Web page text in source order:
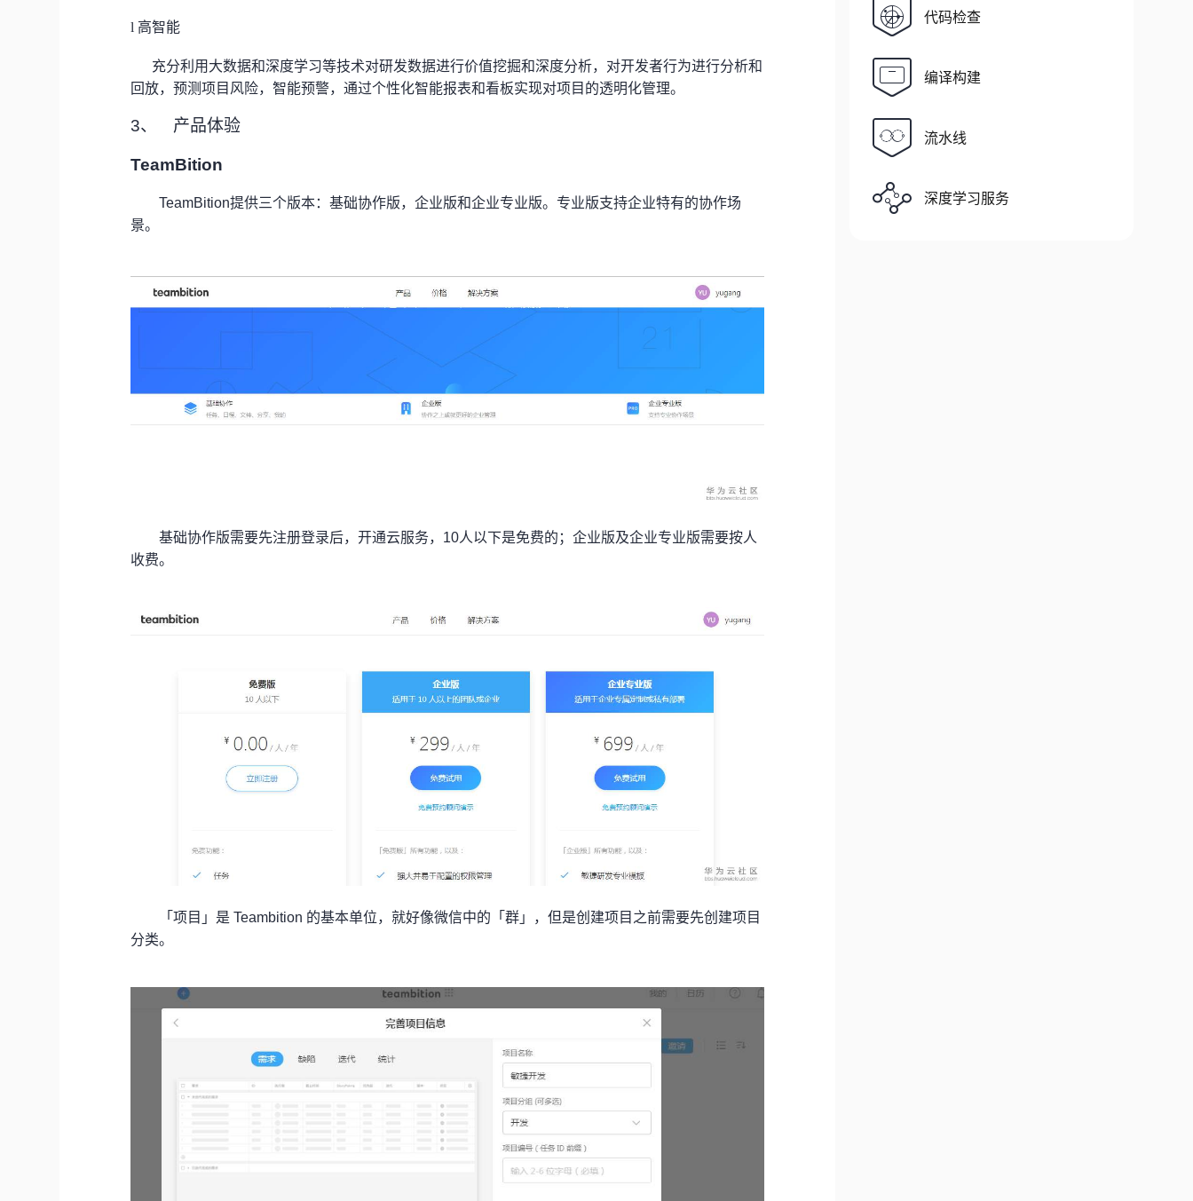
l 高智能
充分利用大数据和深度学习等技术对研发数据进行价值挖掘和深度分析，对开发者行为进行分析和
回放，预测项目风险，智能预警，通过个性化智能报表和看板实现对项目的透明化管理。
3、 产品体验
TeamBition
TeamBition提供三个版本：基础协作版，企业版和企业专业版。专业版支持企业特有的协作场
景。
基础协作版需要先注册登录后，开通云服务，10人以下是免费的；企业版及企业专业版需要按人
收费。
「项目」是 Teambition 的基本单位，就好像微信中的「群」，但是创建项目之前需要先创建项目
分类。
代码检查
编译构建
流水线
深度学习服务